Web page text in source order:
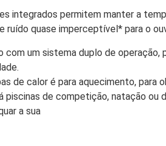
integrados permitem manter a
ruído quase imperceptível* para o
com um sistema duplo de operação,
de calor é para aquecimento,
piscinas de competição, natação ou
a sua